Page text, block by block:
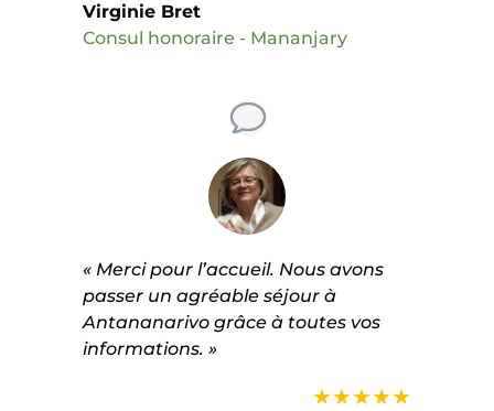
Virginie Bret
Consul honoraire - Mananjary
« Merci pour l’accueil. Nous avons
passer un agréable séjour à
Antananarivo grâce à toutes vos
informations. »
★★★★★